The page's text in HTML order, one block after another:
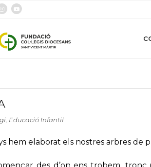
, Educació Infantil
hem elaborat els nostres arbres de